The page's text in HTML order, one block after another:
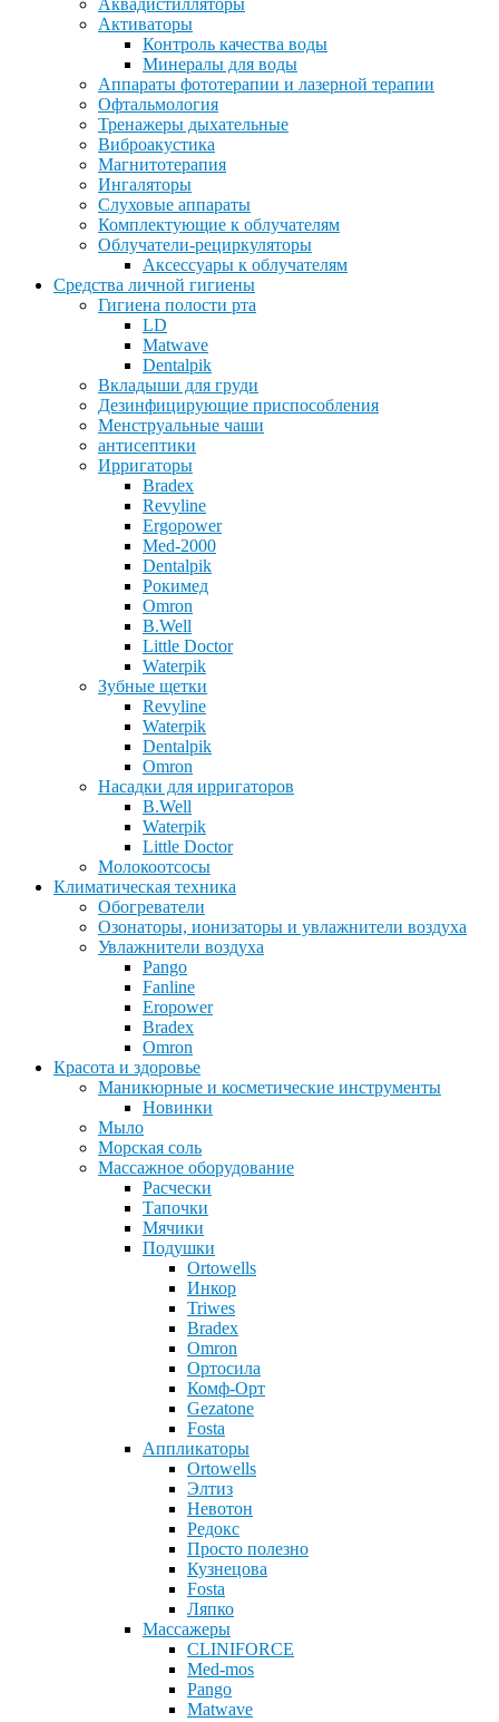
Аквадистилляторы
Активаторы
Контроль качества воды
Минералы для воды
Аппараты фототерапии и лазерной терапии
Офтальмология
Тренажеры дыхательные
Виброакустика
Магнитотерапия
Ингаляторы
Слуховые аппараты
Комплектующие к облучателям
Облучатели-рециркуляторы
Аксессуары к облучателям
Средства личной гигиены
Гигиена полости рта
LD
Matwave
Dentalpik
Вкладыши для груди
Дезинфицирующие приспособления
Менструальные чаши
антисептики
Ирригаторы
Bradex
Revyline
Ergopower
Med-2000
Dentalpik
Рокимед
Omron
B.Well
Little Doctor
Waterpik
Зубные щетки
Revyline
Waterpik
Dentalpik
Omron
Насадки для ирригаторов
B.Well
Waterpik
Little Doctor
Молокоотсосы
Климатическая техника
Обогреватели
Озонаторы, ионизаторы и увлажнители воздуха
Увлажнители воздуха
Pango
Fanline
Eropower
Bradex
Omron
Красота и здоровье
Маникюрные и косметические инструменты
Новинки
Мыло
Морская соль
Массажное оборудование
Расчески
Тапочки
Мячики
Подушки
Ortowells
Инкор
Triwes
Bradex
Omron
Ортосила
Комф-Орт
Gezatone
Fosta
Аппликаторы
Ortowells
Элтиз
Невотон
Редокс
Просто полезно
Кузнецова
Fosta
Ляпко
Массажеры
CLINIFORCE
Med-mos
Pango
Matwave